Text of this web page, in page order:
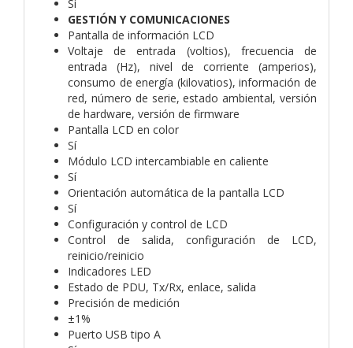
Sí
GESTIÓN Y COMUNICACIONES
Pantalla de información LCD
Voltaje de entrada (voltios), frecuencia de
entrada (Hz), nivel de corriente (amperios),
consumo de energía (kilovatios), información de
red, número de serie, estado ambiental, versión
de hardware, versión de firmware
Pantalla LCD en color
Sí
Módulo LCD intercambiable en caliente
Sí
Orientación automática de la pantalla LCD
Sí
Configuración y control de LCD
Control de salida, configuración de LCD,
reinicio/reinicio
Indicadores LED
Estado de PDU, Tx/Rx, enlace, salida
Precisión de medición
±1%
Puerto USB tipo A